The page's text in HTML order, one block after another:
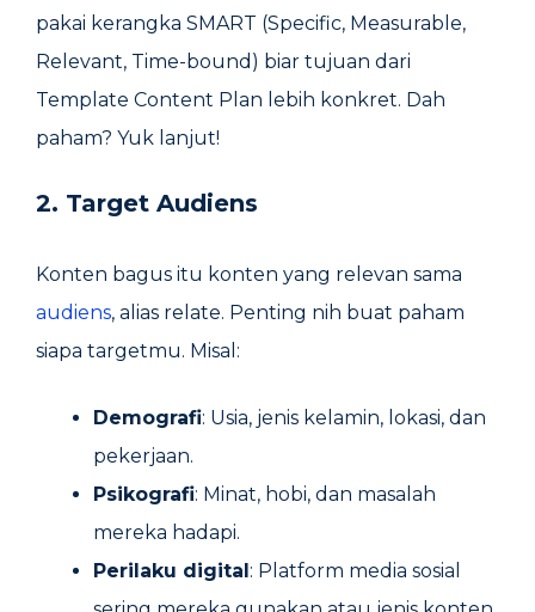
pakai kerangka SMART (Specific, Measurable,
Relevant, Time-bound) biar tujuan dari
Template Content Plan lebih konkret. Dah
paham? Yuk lanjut!
2. Target Audiens
Konten bagus itu konten yang relevan sama
audiens, alias relate. Penting nih buat paham
siapa targetmu. Misal:
Demografi: Usia, jenis kelamin, lokasi, dan
pekerjaan.
Psikografi: Minat, hobi, dan masalah
mereka hadapi.
Perilaku digital: Platform media sosial